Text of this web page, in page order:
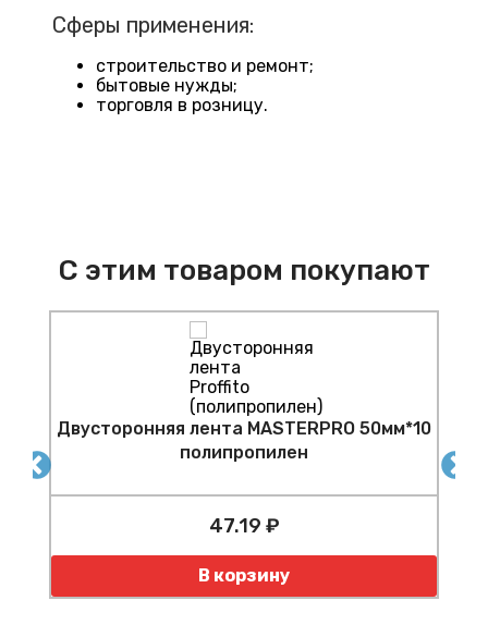
Сферы применения:
строительство и ремонт;
бытовые нужды;
торговля в розницу.
С этим товаром покупают
Двусторонняя лента MASTERPRO 50мм*10
полипропилен
47.19 ₽
Количество
В корзину